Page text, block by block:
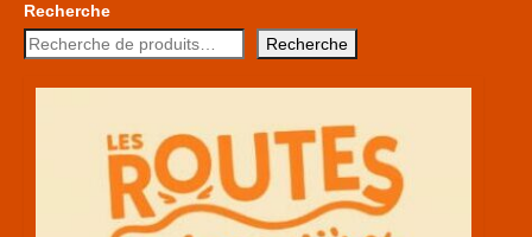
Recherche
Recherche